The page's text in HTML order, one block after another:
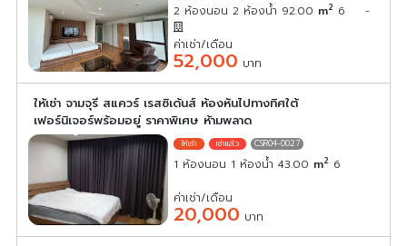
2 ห้องนอน 2 ห้องน้ำ 92.00 m2 6 -
ค่าเช่า/เดือน
52,000 บาท
ให้เช่า จามจุรี สแควร์ เรสซิเด้นส์ ห้องหันไปทางทิศใต้
เฟอร์นิเจอร์พร้อมอยู่ ราคาพิเศษ ห้ามพลาด
CSR04-0027
1 ห้องนอน 1 ห้องน้ำ 43.00 m2 6
ค่าเช่า/เดือน
20,000 บาท